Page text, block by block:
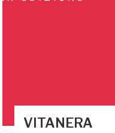
VITANERA